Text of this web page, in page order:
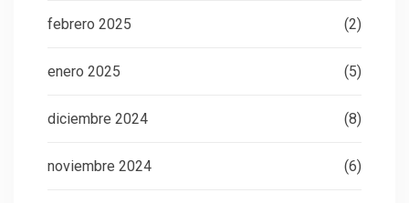
febrero 2025 (2)
enero 2025 (5)
diciembre 2024 (8)
noviembre 2024 (6)